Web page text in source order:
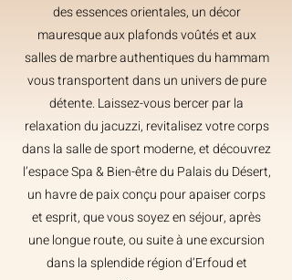
des essences orientales, un décor
mauresque aux plafonds voûtés et aux
salles de marbre authentiques du hammam
vous transportent dans un univers de pure
détente. Laissez-vous bercer par la
relaxation du jacuzzi, revitalisez votre corps
dans la salle de sport moderne, et découvrez
l’espace Spa & Bien-être du Palais du Désert,
un havre de paix conçu pour apaiser corps
et esprit, que vous soyez en séjour, après
une longue route, ou suite à une excursion
dans la splendide région d’Erfoud et